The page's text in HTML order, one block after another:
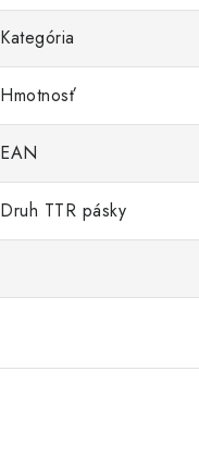
Kategória
Hmotnosť
EAN
Druh TTR pásky